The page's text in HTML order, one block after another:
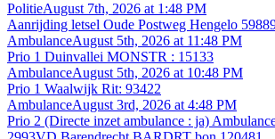
PolitieAugust 7th, 2026 at 1:48 PM
Aanrijding letsel Oude Postweg Hengelo
AmbulanceAugust 5th, 2026 at 11:48 PM
Prio 1 Duinvallei MONSTR : 15133
AmbulanceAugust 5th, 2026 at 10:48 PM
Prio 1 Waalwijk Rit: 93422
AmbulanceAugust 3rd, 2026 at 4:48 PM
Prio 2 (Directe inzet ambulance : ja)